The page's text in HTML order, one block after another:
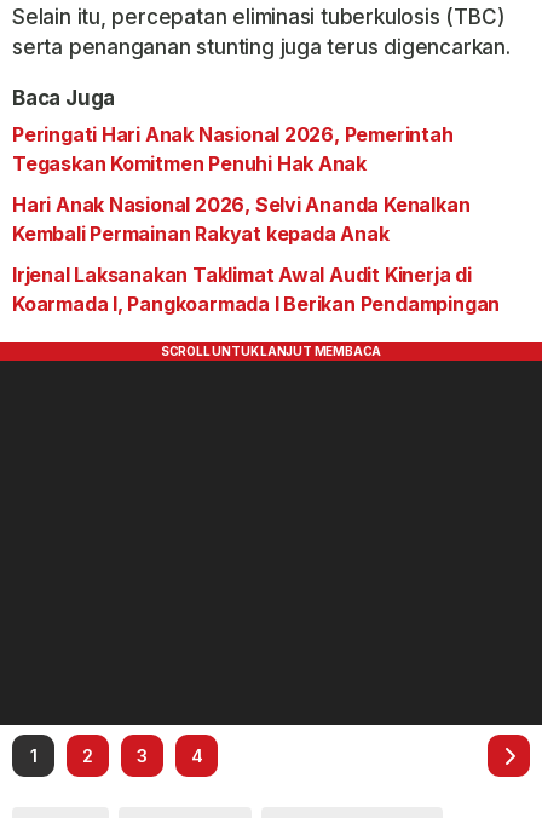
Selain itu, percepatan eliminasi tuberkulosis (TBC)
serta penanganan stunting juga terus digencarkan.
Baca Juga
Peringati Hari Anak Nasional 2026, Pemerintah
Tegaskan Komitmen Penuhi Hak Anak
Hari Anak Nasional 2026, Selvi Ananda Kenalkan
Kembali Permainan Rakyat kepada Anak
Irjenal Laksanakan Taklimat Awal Audit Kinerja di
Koarmada I, Pangkoarmada I Berikan Pendampingan
1 2 3 4